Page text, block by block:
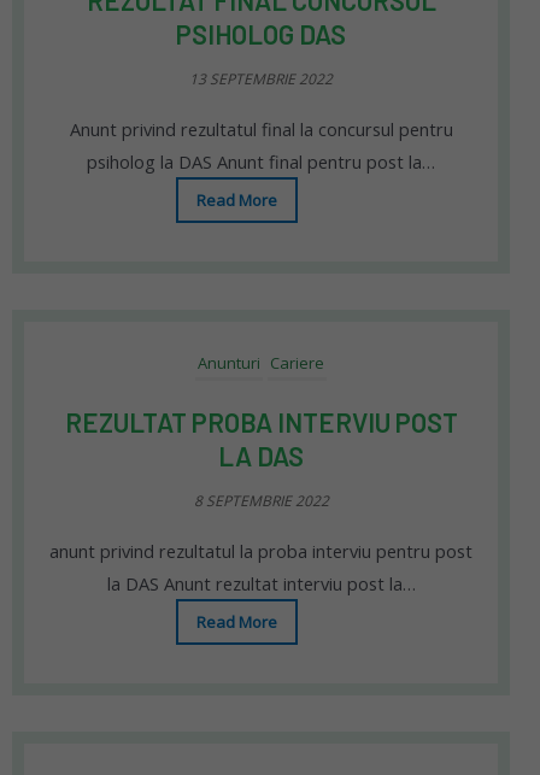
PSIHOLOG DAS
13 SEPTEMBRIE 2022
Anunt privind rezultatul final la concursul pentru
psiholog la DAS Anunt final pentru post la…
Read More
Anunturi Cariere
REZULTAT PROBA INTERVIU POST
LA DAS
8 SEPTEMBRIE 2022
anunt privind rezultatul la proba interviu pentru post
la DAS Anunt rezultat interviu post la…
Read More